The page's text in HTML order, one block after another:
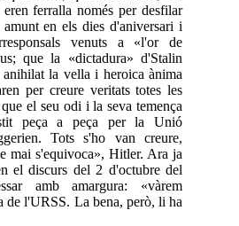
eren ferralla només per desfilar
en els dies d'aniversari i
venuts a «l'or de
que la «dictadura» d'Stalin
anihilat la vella i heroica ànima
per creure veritats totes les
el seu odi i la seva temença
peça a peça per la Unió
Tots s'ho van creure,
mai s'equivoca», Hitler. Ara ja
el discurs del 2 d'octubre del
amb amargura: «vàrem
de l'URSS. La bena, però, li ha